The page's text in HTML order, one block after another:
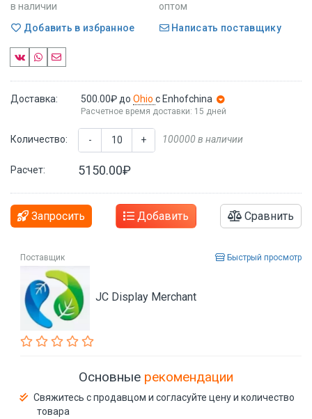
в наличии
оптом
Добавить в избранное
Написать поставщику
Доставка: 500.00₽ до Ohio с Enhofchina
Расчетное время доставки: 15 дней
Количество: - + 100000 в наличии
Расчет: 5150.00₽
Запросить Добавить Сравнить
Поставщик Быстрый просмотр
JC Display Merchant
Основные рекомендации
Свяжитесь с продавцом и согласуйте цену и количество
товара